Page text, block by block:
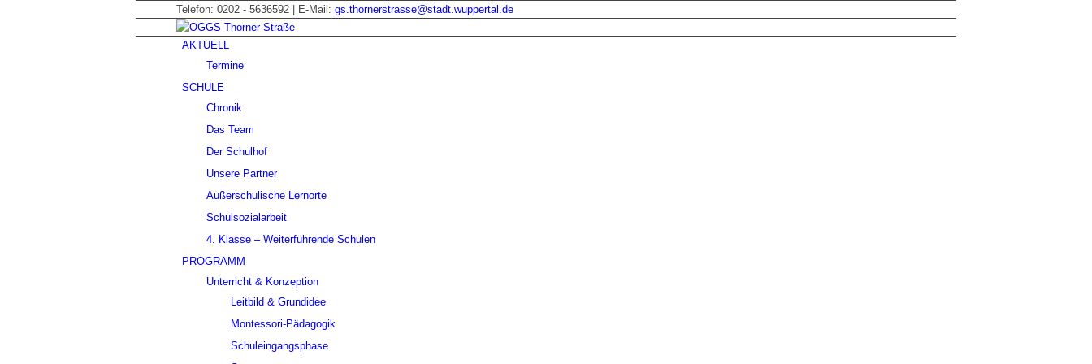
Telefon: 0202 - 5636592 | E-Mail: gs.thornerstrasse@stadt.wuppertal.de
AKTUELL
Termine
SCHULE
Chronik
Das Team
Der Schulhof
Unsere Partner
Außerschulische Lernorte
Schulsozialarbeit
4. Klasse – Weiterführende Schulen
PROGRAMM
Unterricht & Konzeption
Leitbild & Grundidee
Montessori-Pädagogik
Schuleingangsphase